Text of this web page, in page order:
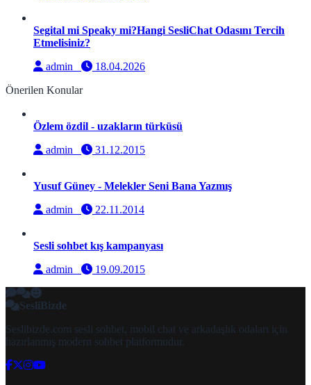
Segital mi Speaky mi?Hangi SesliChat Odasını Tercih
Etmelisiniz?
admin
18.04.2026
Önerilen Konular
Özlem özdil - uzakların türküsü
admin
31.12.2015
Yusuf Güney - Melekler Seni Bana Yazmış
admin
22.11.2014
Sesli sohbet kış kampanyası
admin
19.09.2015
SesliBizde
Seslibizde.com sesli sohbet, mobil chat ve arkadaşlık odaları için
hazırlanmış modern sohbet platformudur.